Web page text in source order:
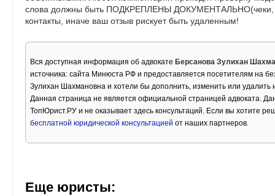
слова должны быть ПОДКРЕПЛЕНЫ ДОКУМЕНТАЛЬНО(чеки,
контакты, иначе ваш отзыв рискует быть удаленным!
Вся доступная информация об адвокате Берсанова Зулихан
источника: сайта Минюста РФ и предоставляется посетителям на
Зулихан Шахмановна и хотели бы дополнить, изменить или
Данная страница не является официальной страницей адвоката.
ТопЮрист.РУ и не оказывает здесь консультаций. Если вы хотите
бесплатной юридической консультацией от наших партнеров.
Еще юристы: